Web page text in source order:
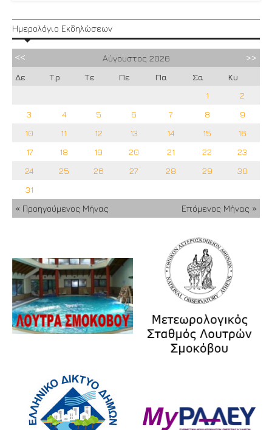
Ημερολόγιο Εκδηλώσεων
Αύγουστος 2026
Δε
Τρ Τε Πε Πα Σα
Κυ
1
2
3
4 5 6 7 8
9
10
11 12 13 14 15
16
17
18 19 20 21 22
23
24
25 26 27 28 29
30
31
« Προηγούμενος Μήνας
Επόμενος Μήνας »